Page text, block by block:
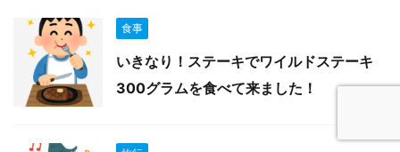
食事
いきなり！ステーキでワイルドステーキ
300グラムを食べて来ました！